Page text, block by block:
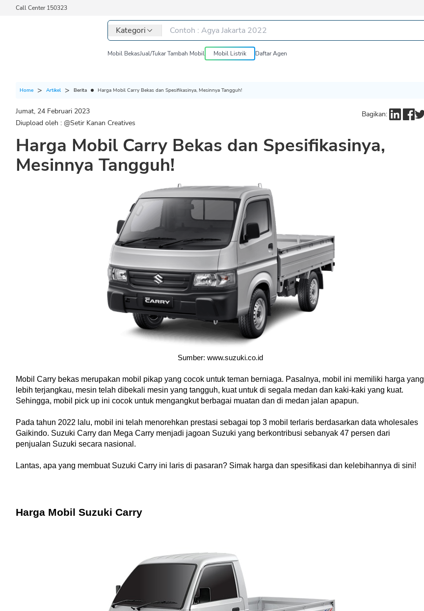
Call Center 150323
Kategori
Mobil BekasJual/Tukar Tambah Mobil Mobil Listrik Daftar Agen
Home Artikel Berita Harga Mobil Carry Bekas dan Spesifikasinya, Mesinnya Tangguh!
Jumat, 24 Februari 2023
Diupload oleh : @Setir Kanan Creatives
Bagikan:
Harga Mobil Carry Bekas dan Spesifikasinya,
Mesinnya Tangguh!
Sumber: www.suzuki.co.id
Mobil Carry bekas merupakan mobil pikap yang cocok untuk teman berniaga. Pasalnya, mobil ini memiliki harga yang
lebih terjangkau, mesin telah dibekali mesin yang tangguh, kuat untuk di segala medan dan kaki-kaki yang kuat.
Sehingga, mobil pick up ini cocok untuk mengangkut berbagai muatan dan di medan jalan apapun.
Pada tahun 2022 lalu, mobil ini telah menorehkan prestasi sebagai top 3 mobil terlaris berdasarkan data wholesales
Gaikindo. Suzuki Carry dan Mega Carry menjadi jagoan Suzuki yang berkontribusi sebanyak 47 persen dari
penjualan Suzuki secara nasional.
Lantas, apa yang membuat Suzuki Carry ini laris di pasaran? Simak harga dan spesifikasi dan kelebihannya di sini!
Harga Mobil Suzuki Carry